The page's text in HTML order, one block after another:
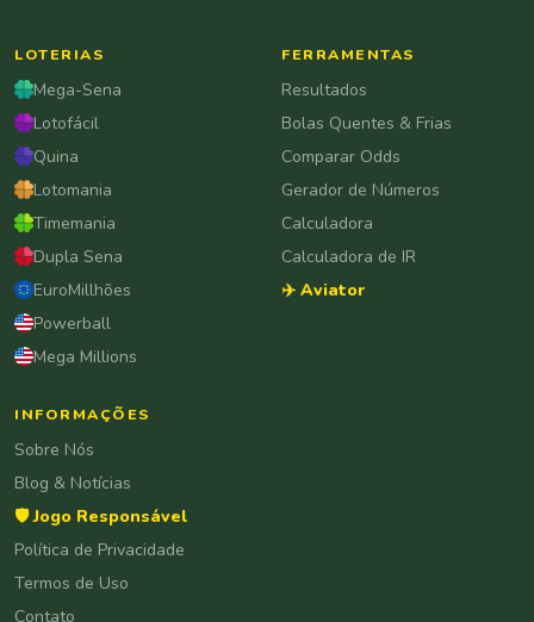
LOTERIAS
Mega-Sena
Lotofácil
Quina
Lotomania
Timemania
Dupla Sena
EuroMillhões
Powerball
Mega Millions
FERRAMENTAS
Resultados
Bolas Quentes & Frias
Comparar Odds
Gerador de Números
Calculadora
Calculadora de IR
✈️ Aviator
INFORMAÇÕES
Sobre Nós
Blog & Notícias
🛡️ Jogo Responsável
Política de Privacidade
Termos de Uso
Contato